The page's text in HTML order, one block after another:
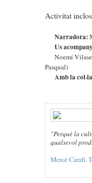
Activitat
Narradora:
Us
Noemí
Pasqual)
Amb la
"Perquè la
qualsevol
Mercè Carafí.